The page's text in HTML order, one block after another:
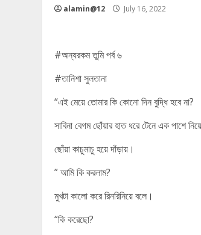
alamin@12 July 16, 2022
#অন্যরকম তুমি পর্ব ৬
#তানিশা সুলতানা
“এই মেয়ে তোমার কি কোনো দিন বুদ্ধি হবে না?
সাবিনা বেগম ছোঁয়ার হাত ধরে টেনে এক পাশে
ছোঁয়া কাচুমাচু হয়ে দাঁড়ায়।
” আমি কি করলাম?
মুখটা কালো করে রিনরিনিয়ে বলে।
“কি করেছো?